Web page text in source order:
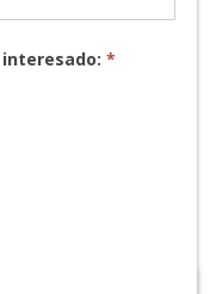
interesado:*